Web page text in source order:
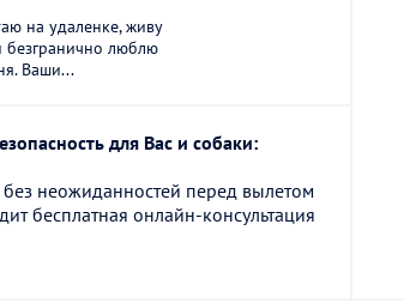
на удаленке, живу
безгранично люблю
Ваши...
для Вас и собаки:
неожиданностей перед вылетом
бесплатная онлайн-консультация